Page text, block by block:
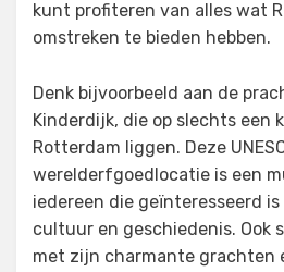
kunt profiteren van alles wat
omstreken te bieden hebben.
Denk bijvoorbeeld aan de
Kinderdijk, die op slechts een
Rotterdam liggen. Deze
werelderfgoedlocatie is een
iedereen die geïnteresseerd
cultuur en geschiedenis. Ook
met zijn charmante grachten